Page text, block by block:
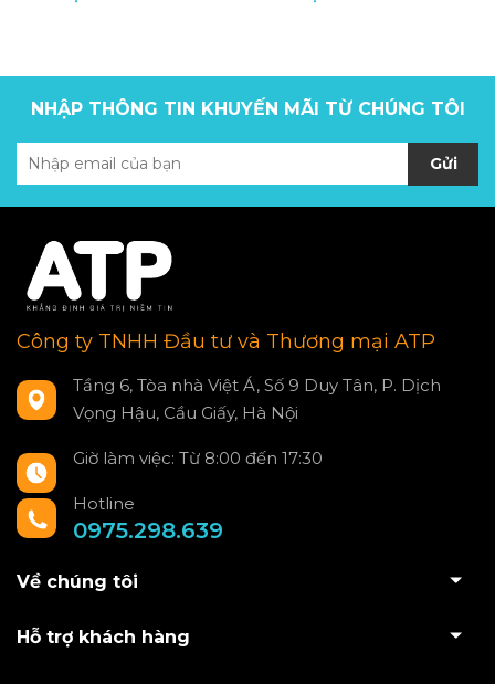
NHẬP THÔNG TIN KHUYẾN MÃI TỪ CHÚNG TÔI
Gửi
Công ty TNHH Đầu tư và Thương mại ATP
Tầng 6, Tòa nhà Việt Á, Số 9 Duy Tân, P. Dịch
Vọng Hậu, Cầu Giấy, Hà Nội
Giờ làm việc: Từ 8:00 đến 17:30
Hotline
0975.298.639
Về chúng tôi
Hỗ trợ khách hàng